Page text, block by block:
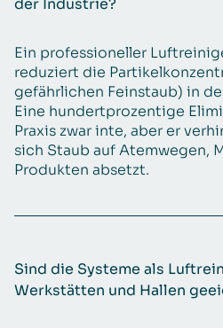
der Industrie?
Ein professioneller
reduziert die
gefährlichen Feinstaub) in
Eine hundertprozentige
Praxis zwar inte, aber er
sich Staub auf Atemwegen,
Produkten absetzt.
Sind die Systeme als
Werkstätten und Hallen